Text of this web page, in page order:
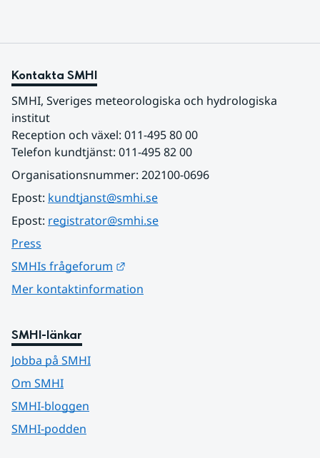
Kontakta SMHI
SMHI, Sveriges meteorologiska och hydrologiska
institut
Reception och växel: 011-495 80 00
Telefon kundtjänst: 011-495 82 00
Organisationsnummer: 202100-0696
Epost: kundtjanst@smhi.se
Epost: registrator@smhi.se
Press
SMHIs frågeforum
Mer kontaktinformation
SMHI-länkar
Jobba på SMHI
Om SMHI
SMHI-bloggen
SMHI-podden